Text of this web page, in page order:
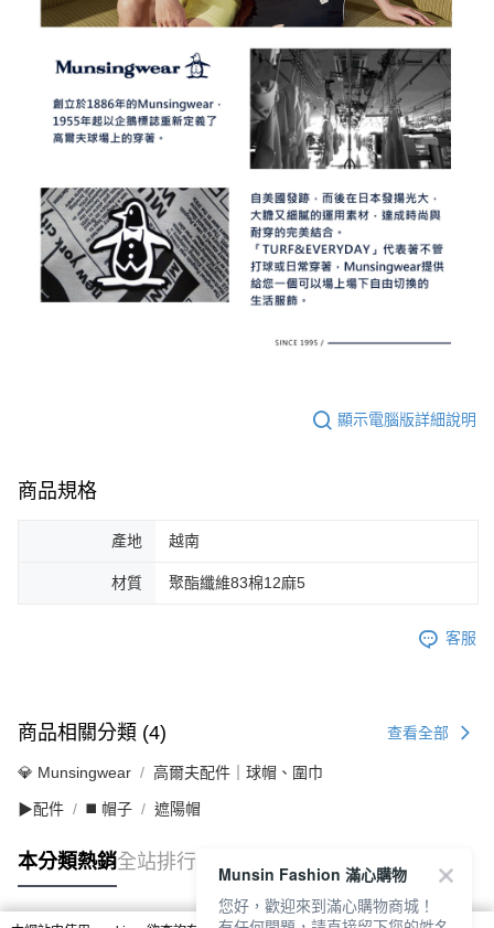
顯示電腦版詳細說明
商品規格
產地 越南
材質 聚酯纖維83棉12麻5
客服
商品相關分類 (4) 查看全部
💎 Munsingwear 高爾夫配件｜球帽、圍巾
▶配件 ◼️ 帽子 遮陽帽
本分類熱銷全站排行
Munsin Fashion 滿心購物
您好，歡迎來到滿心購物商城！